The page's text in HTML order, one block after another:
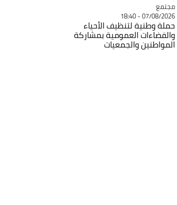
Catégorie
مجتمع
07/08/2026 - 18:40
حملة وطنية لتنظيف الأحياء
والفضاءات العمومية بمشاركة
المواطنين والجمعيات